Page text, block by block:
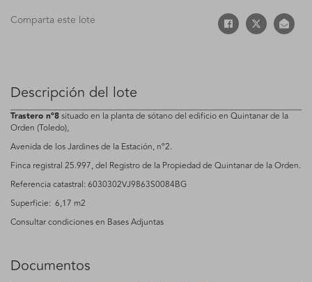
Comparta este lote
Descripción del lote
Trastero nº8situado en la planta de sótano del edificio en Quintanar de la
Orden (Toledo),
Avenida de los Jardines de la Estación, nº2.
Finca registral 25.997, del Registro de la Propiedad de Quintanar de la Orden.
Referencia catastral: 6030302VJ9863S0084BG
Superficie: 6,17 m2
Consultar condiciones en Bases Adjuntas
Documentos